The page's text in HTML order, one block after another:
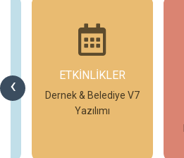
‹ ETKİNLİKLER
Dernek & Belediye V7
Yazılımı